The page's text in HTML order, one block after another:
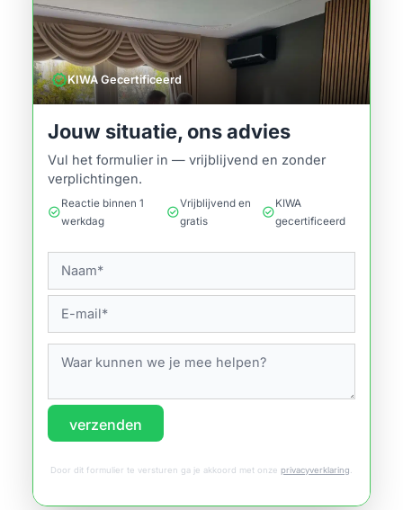
verifiedKIWA Gecertificeerd
Jouw situatie, ons advies
Vul het formulier in — vrijblijvend en zonder
verplichtingen.
check_circle
Reactie binnen 1
werkdag
check_circle
Vrijblijvend en
gratis
check_circle
KIWA
gecertificeerd
verzenden
Door dit formulier te versturen ga je akkoord met onze privacyverklaring